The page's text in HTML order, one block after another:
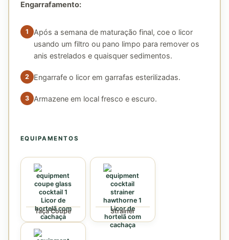
Engarrafamento:
Após a semana de maturação final, coe o licor
usando um filtro ou pano limpo para remover os
anis estrelados e quaisquer sedimentos.
Engarrafe o licor em garrafas esterilizadas.
Armazene em local fresco e escuro.
EQUIPAMENTOS
Taça Coupe Strainer